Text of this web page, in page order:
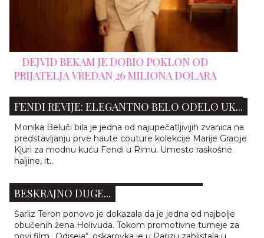
FENDI REVIJE: ELEGANTNO BELO ODELO UK...
Monika Beluči bila je jedna od najupečatljivijih zvanica na
predstavljanju prve haute couture kolekcije Marije Gracije
Kjuri za modnu kuću Fendi u Rimu. Umesto raskošne
haljine, it...
ŠARLIZ TERON ODUŠEVILA PARIZ: U
BESKRAJNO DUGE...
Šarliz Teron ponovo je dokazala da je jedna od najbolje
obučenih žena Holivuda. Tokom promotivne turneje za